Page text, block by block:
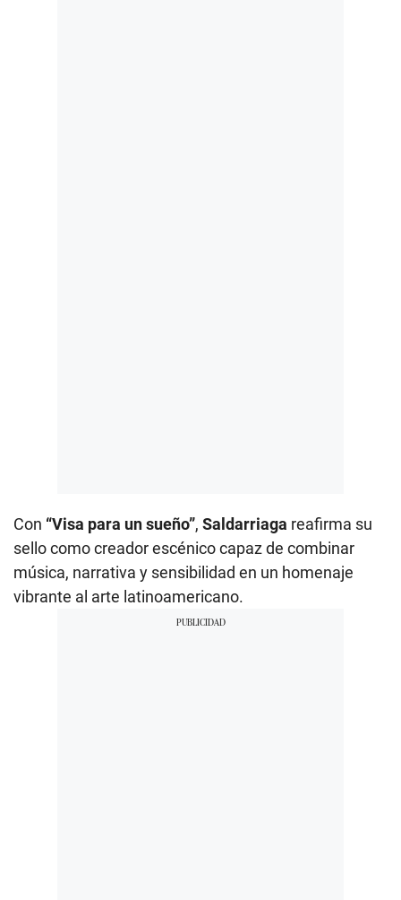
Con “Visa para un sueño”, Saldarriaga reafirma su
sello como creador escénico capaz de combinar
música, narrativa y sensibilidad en un homenaje
vibrante al arte latinoamericano.